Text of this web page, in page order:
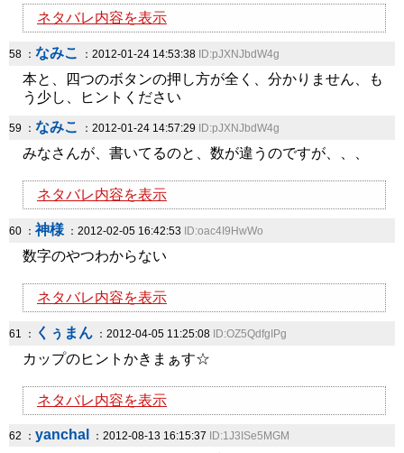
ネタバレ内容を表示
58 ： なみこ ：2012-01-24 14:53:38 ID:pJXNJbdW4g
本と、四つのボタンの押し方が全く、分かりません、も
う少し、ヒントください
59 ： なみこ ：2012-01-24 14:57:29 ID:pJXNJbdW4g
みなさんが、書いてるのと、数が違うのですが、、、
ネタバレ内容を表示
60 ： 神様：2012-02-05 16:42:53 ID:oac4I9HwWo
数字のやつわからない
ネタバレ内容を表示
61 ： くぅまん ：2012-04-05 11:25:08 ID:OZ5QdfgIPg
カップのヒントかきまぁす☆
ネタバレ内容を表示
62 ： yanchal ：2012-08-13 16:15:37 ID:1J3ISe5MGM